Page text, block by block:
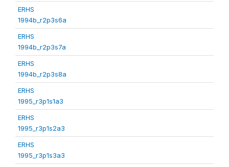
ERHS
1994b_r2p3s6a
ERHS
1994b_r2p3s7a
ERHS
1994b_r2p3s8a
ERHS
1995_r3p1s1a3
ERHS
1995_r3p1s2a3
ERHS
1995_r3p1s3a3